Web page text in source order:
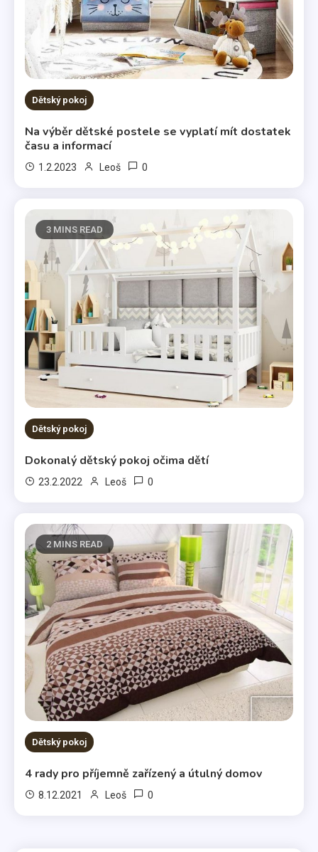
Dětský pokoj
Na výběr dětské postele se vyplatí mít dostatek
času a informací
1.2.2023 Leoš 0
3 MINS READ
Dětský pokoj
Dokonalý dětský pokoj očima dětí
23.2.2022 Leoš 0
2 MINS READ
Dětský pokoj
4 rady pro příjemně zařízený a útulný domov
8.12.2021 Leoš 0